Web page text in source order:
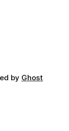
by Ghost